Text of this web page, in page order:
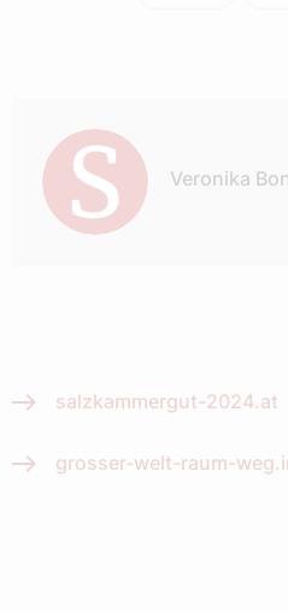
Veronika
salzkammergut-2024.at
grosser-welt-raum-